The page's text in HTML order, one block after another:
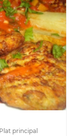
Plat principal